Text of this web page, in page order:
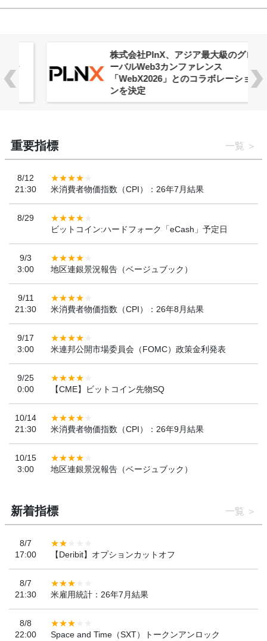
株式会社PlnX、アジア最大級のグロ
ーバルWeb3カンファレンス
「WebX2026」とのコラボレーショ
ンを決定
重要指標 一覧
8/12
21:30
米消費者物価指数（CPI）：26年7月結果
8/29
ビットコイン:ハードフォーク「eCash」予定日
9/3
3:00
地区連銀景況報告（ベージュブック）
9/11
21:30
米消費者物価指数（CPI）：26年8月結果
9/17
3:00
米連邦公開市場委員会（FOMC）政策金利発表
9/25
0:00
【CME】ビットコイン先物SQ
10/14
21:30
米消費者物価指数（CPI）：26年9月結果
10/15
3:00
地区連銀景況報告（ベージュブック）
新着指標 一覧
8/7
17:00
【Deribit】オプションカットオフ
8/7
21:30
米雇用統計：26年7月結果
8/8
22:00
Space and Time（SXT）トークンアンロック